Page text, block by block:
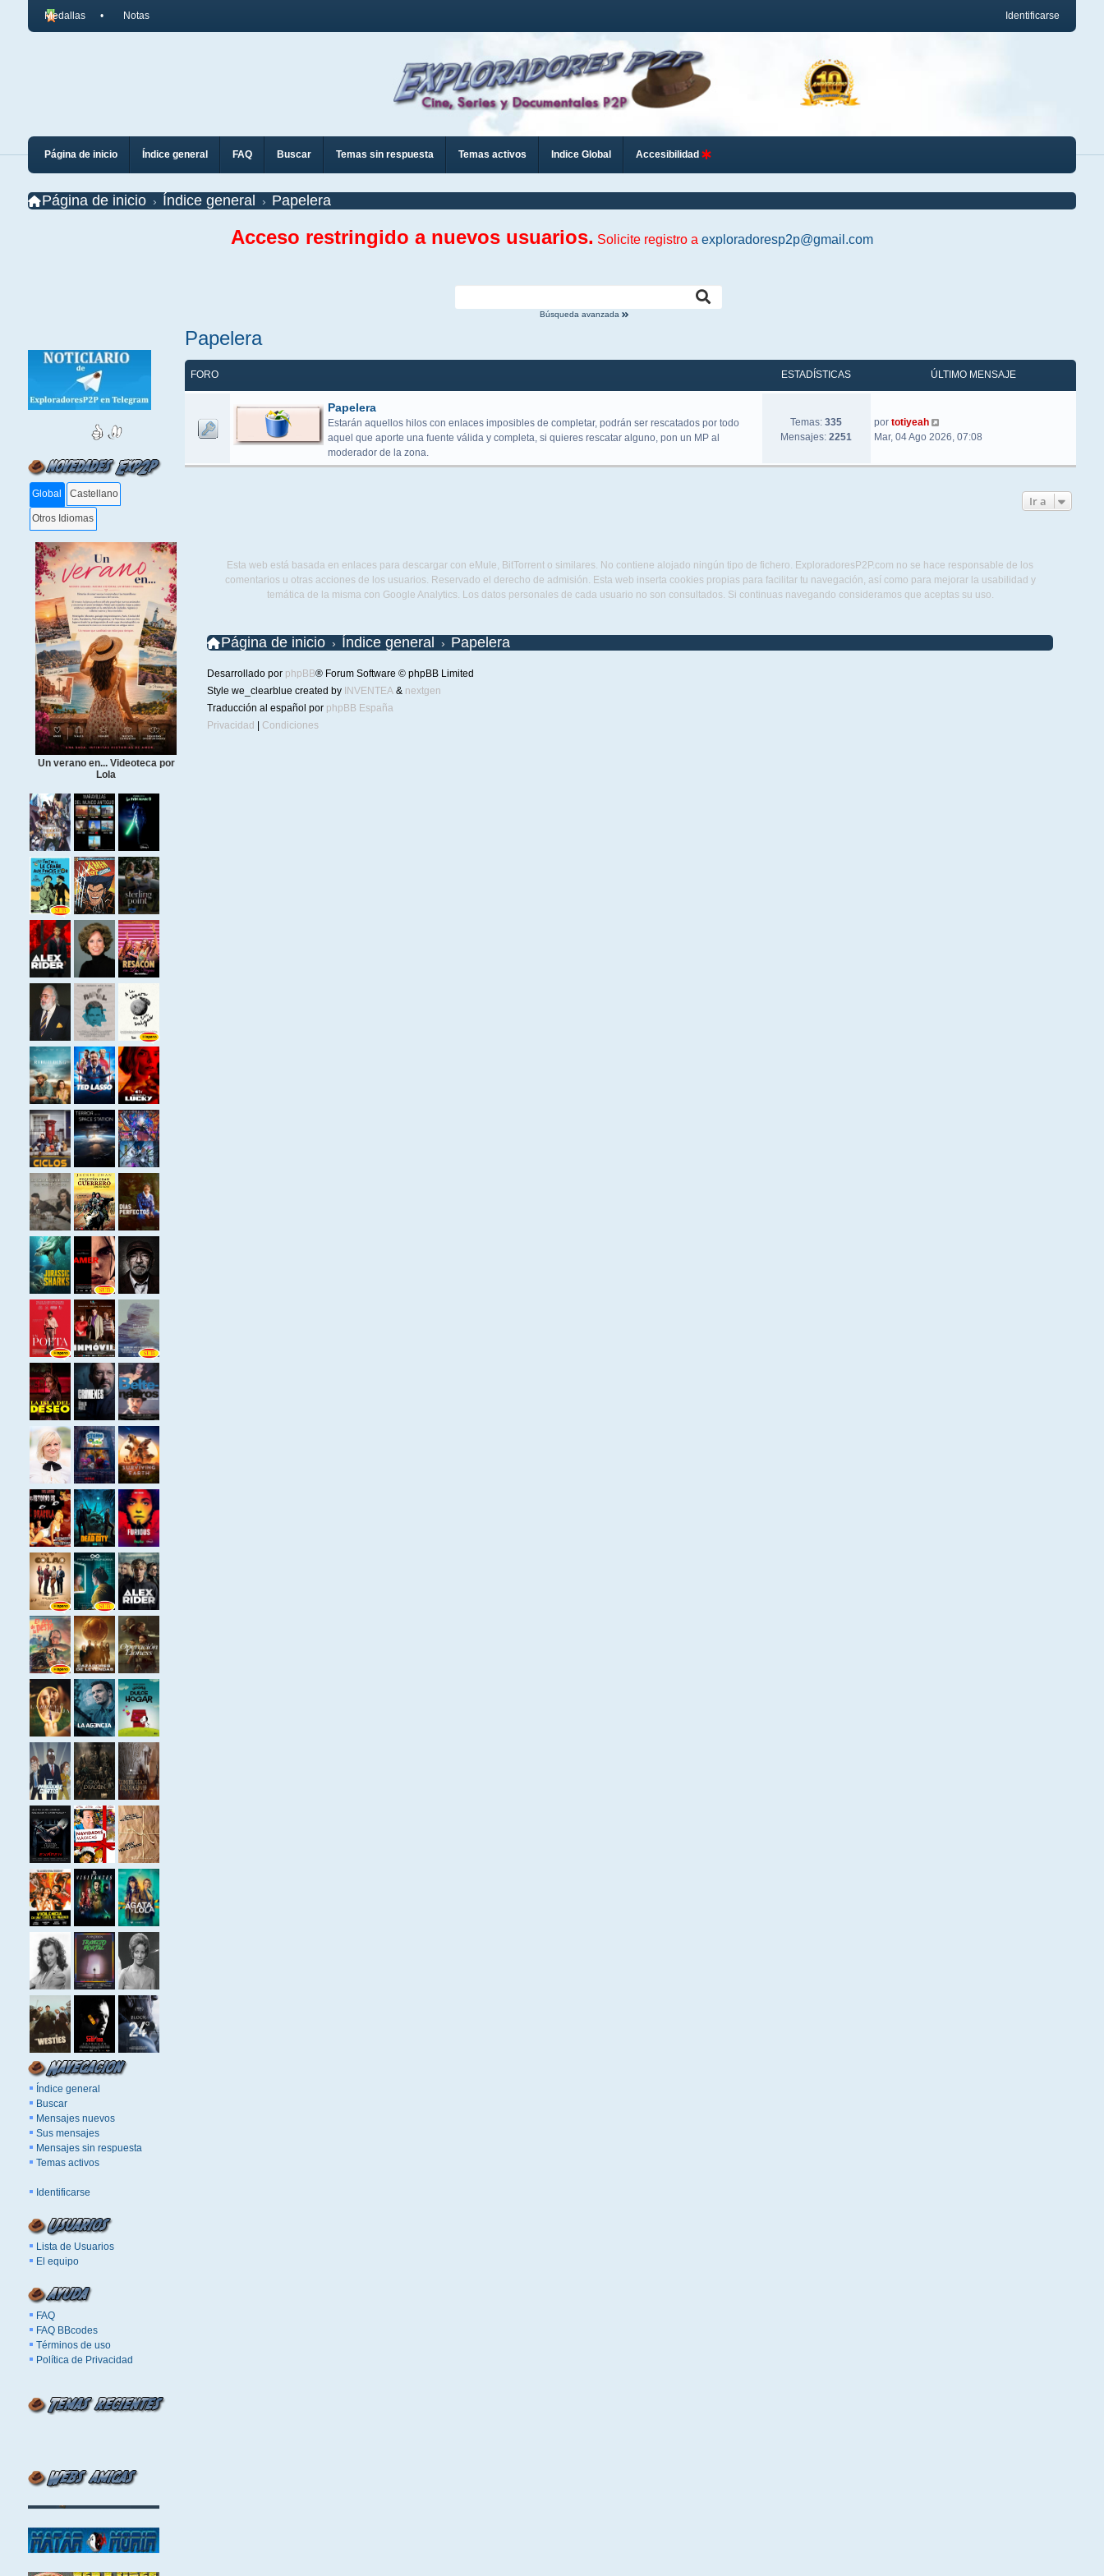
Identificarse
Medallas Notas
Página de inicio Índice general FAQ Buscar Temas sin respuesta Temas activos Indice Global Accesibilidad
Página de inicio Índice general Papelera
Acceso restringido a nuevos usuarios. Solicite registro a exploradoresp2p@gmail.com
Búsqueda avanzada
Global Castellano
Otros Idiomas
Un verano en... Videoteca por
Lola
Índice general
Buscar
Mensajes nuevos
Sus mensajes
Mensajes sin respuesta
Temas activos
Identificarse
Lista de Usuarios
El equipo
FAQ
FAQ BBcodes
Términos de uso
Política de Privacidad
Papelera
FORO ESTADÍSTICAS ÚLTIMO MENSAJE
Papelera
Estarán aquellos hilos con enlaces imposibles de completar, podrán ser rescatados por todo
aquel que aporte una fuente válida y completa, si quieres rescatar alguno, pon un MP al
moderador de la zona.
Temas: 335
Mensajes: 2251
por totiyeah
Mar, 04 Ago 2026, 07:08
Ir a
Esta web está basada en enlaces para descargar con eMule, BitTorrent o similares. No contiene alojado ningún tipo de fichero. ExploradoresP2P.com no se hace responsable de los
comentarios u otras acciones de los usuarios. Reservado el derecho de admisión. Esta web inserta cookies propias para facilitar tu navegación, así como para mejorar la usabilidad y
temática de la misma con Google Analytics. Los datos personales de cada usuario no son consultados. Si continuas navegando consideramos que aceptas su uso.
Página de inicio Índice general Papelera
Desarrollado por phpBB® Forum Software © phpBB Limited
Style we_clearblue created by INVENTEA& nextgen
Traducción al español por phpBB España
Privacidad
Condiciones